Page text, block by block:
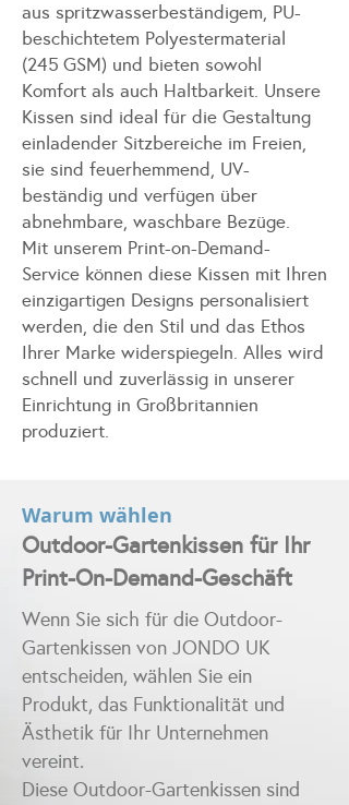
aus spritzwasserbeständigem, PU-
beschichtetem Polyestermaterial
(245 GSM) und bieten sowohl
Komfort als auch Haltbarkeit. Unsere
Kissen sind ideal für die Gestaltung
einladender Sitzbereiche im Freien,
sie sind feuerhemmend, UV-
beständig und verfügen über
abnehmbare, waschbare Bezüge.
Mit unserem Print-on-Demand-
Service können diese Kissen mit Ihren
einzigartigen Designs personalisiert
werden, die den Stil und das Ethos
Ihrer Marke widerspiegeln. Alles wird
schnell und zuverlässig in unserer
Einrichtung in Großbritannien
produziert.
Warum wählen
Outdoor-Gartenkissen für Ihr
Print-On-Demand-Geschäft
Wenn Sie sich für die Outdoor-
Gartenkissen von JONDO UK
entscheiden, wählen Sie ein
Produkt, das Funktionalität und
Ästhetik für Ihr Unternehmen
vereint.
Diese Outdoor-Gartenkissen sind